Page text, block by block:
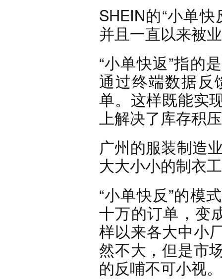
SHEIN的“小单
并且一直以来被
“小单快返”指的
通过终端数据反
单。这样既能实
上解决了库存积
广州的服装制造
大大小小的制衣
“小单快反”的模
十万的订单，变
样以来各大中小
然不大，但是市
的反哺不可小视。